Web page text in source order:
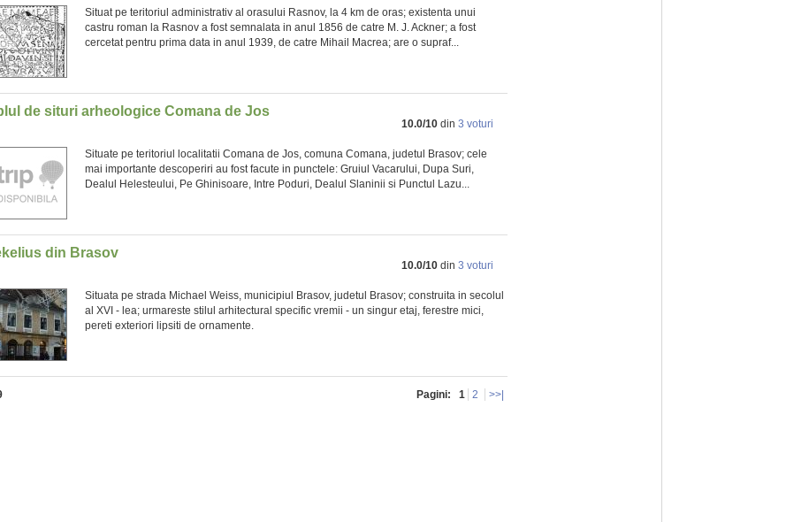
Situat pe teritoriul administrativ al orasului Rasnov, la 4 km de oras; existenta unui
castru roman la Rasnov a fost semnalata in anul 1856 de catre M. J. Ackner; a fost
cercetat pentru prima data in anul 1939, de catre Mihail Macrea; are o supraf...
de situri arheologice Comana de Jos
10.0/10din 3 voturi
Situate pe teritoriul localitatii Comana de Jos, comuna Comana, judetul Brasov; cele
mai importante descoperiri au fost facute in punctele: Gruiul Vacarului, Dupa Suri,
Dealul Helesteului, Pe Ghinisoare, Intre Poduri, Dealul Slaninii si Punctul Lazu...
din Brasov
10.0/10din 3 voturi
Situata pe strada Michael Weiss, municipiul Brasov, judetul Brasov; construita in secolul
al XVI - lea; urmareste stilul arhitectural specific vremii - un singur etaj, ferestre mici,
pereti exteriori lipsiti de ornamente.
Pagini: 1 2 >>|